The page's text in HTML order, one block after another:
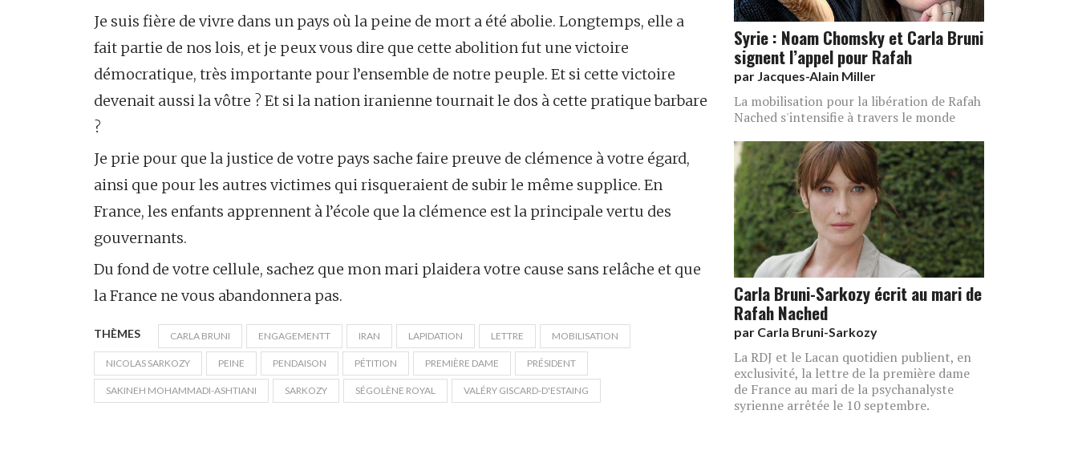
Je suis fière de vivre dans un pays où la peine de mort a été abolie. Longtemps, elle a
fait partie de nos lois, et je peux vous dire que cette abolition fut une victoire
démocratique, très importante pour l’ensemble de notre peuple. Et si cette victoire
devenait aussi la vôtre ? Et si la nation iranienne tournait le dos à cette pratique barbare
?
Je prie pour que la justice de votre pays sache faire preuve de clémence à votre égard,
ainsi que pour les autres victimes qui risqueraient de subir le même supplice. En
France, les enfants apprennent à l’école que la clémence est la principale vertu des
gouvernants.
Du fond de votre cellule, sachez que mon mari plaidera votre cause sans relâche et que
la France ne vous abandonnera pas.
THÈMES CARLA BRUNI ENGAGEMENTT IRAN LAPIDATION LETTRE MOBILISATION
NICOLAS SARKOZY PEINE PENDAISON PÉTITION PREMIÈRE DAME PRÉSIDENT
SAKINEH MOHAMMADI-ASHTIANI SARKOZY SÉGOLÈNE ROYAL VALÉRY GISCARD-D'ESTAING
Syrie : Noam Chomsky et Carla Bruni
signent l’appel pour Rafah
par Jacques-Alain Miller
La mobilisation pour la libération de Rafah
Nached s'intensifie à travers le monde
Carla Bruni-Sarkozy écrit au mari de
Rafah Nached
par Carla Bruni-Sarkozy
La RDJ et le Lacan quotidien publient, en
exclusivité, la lettre de la première dame
de France au mari de la psychanalyste
syrienne arrêtée le 10 septembre.